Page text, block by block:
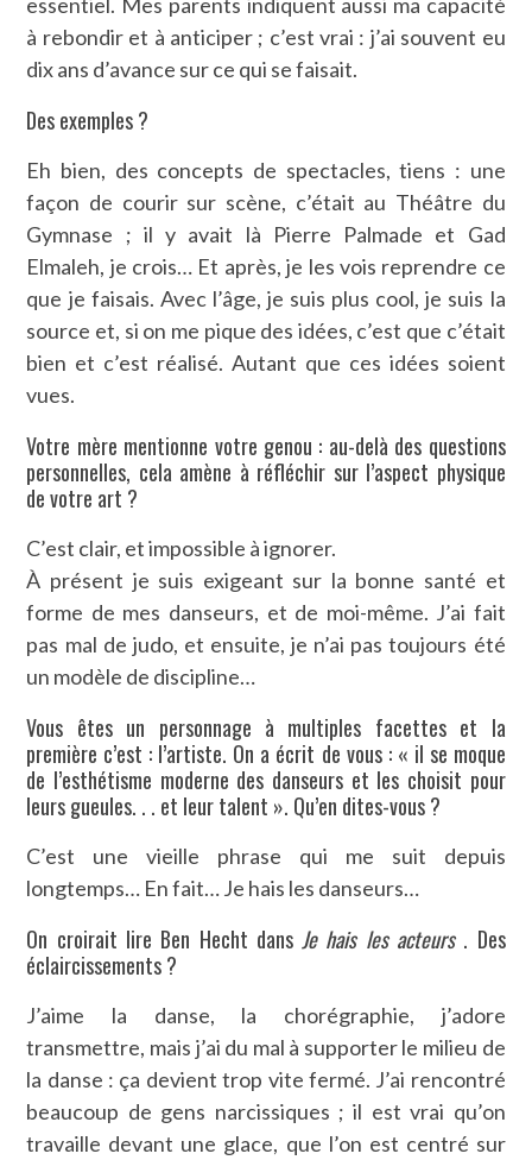
à rebondir et à anticiper ; c’est vrai : j’ai souvent eu
dix ans d’avance sur ce qui se faisait.
Des exemples ?
Eh bien, des concepts de spectacles, tiens : une
façon de courir sur scène, c’était au Théâtre du
Gymnase ; il y avait là Pierre Palmade et Gad
Elmaleh, je crois… Et après, je les vois reprendre ce
que je faisais. Avec l’âge, je suis plus cool, je suis la
source et, si on me pique des idées, c’est que c’était
bien et c’est réalisé. Autant que ces idées soient
vues.
Votre mère mentionne votre genou : au-delà des questions
personnelles, cela amène à réfléchir sur l’aspect physique
de votre art ?
C’est clair, et impossible à ignorer.
À présent je suis exigeant sur la bonne santé et
forme de mes danseurs, et de moi-même. J’ai fait
pas mal de judo, et ensuite, je n’ai pas toujours été
un modèle de discipline…
Vous êtes un personnage à multiples facettes et la
première c’est : l’artiste. On a écrit de vous : « il se moque
de l’esthétisme moderne des danseurs et les choisit pour
leurs gueules. . . et leur talent ». Qu’en dites-vous ?
C’est une vieille phrase qui me suit depuis
longtemps… En fait… Je hais les danseurs…
On croirait lire Ben Hecht dans Je hais les acteurs . Des
éclaircissements ?
J’aime la danse, la chorégraphie, j’adore
transmettre, mais j’ai du mal à supporter le milieu de
la danse : ça devient trop vite fermé. J’ai rencontré
beaucoup de gens narcissiques ; il est vrai qu’on
travaille devant une glace, que l’on est centré sur